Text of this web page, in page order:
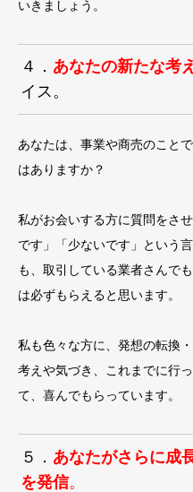
いきましょう。
４． あなたの新たな考
イス。
あなたは、事業や商売のこと
はありますか？
私がお会いする方に質問をさ
です」「少ないです」という
も、取引している業者さんで
は必ずもらえると思います。
私も色々な方に、発想の転換
考えや気づき、これまでに行
て、喜んでもらっています。
５． あなたがさらに成
を発信。